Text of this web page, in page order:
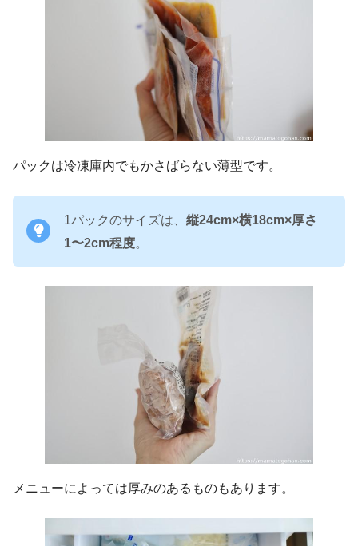
パックは冷凍庫内でもかさばらない薄型です。
1パックのサイズは、 縦24cm×横18cm×厚さ
1〜2cm程度。
メニューによっては厚みのあるものもあります。